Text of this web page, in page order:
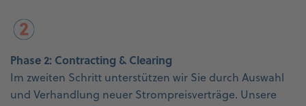
Phase 2: Contracting & Clearing
Im zweiten Schritt unterstützen wir Sie durch Auswahl
und Verhandlung neuer Strompreisverträge. Unsere